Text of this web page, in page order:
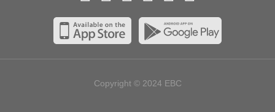
Copyright © 2024 EBC